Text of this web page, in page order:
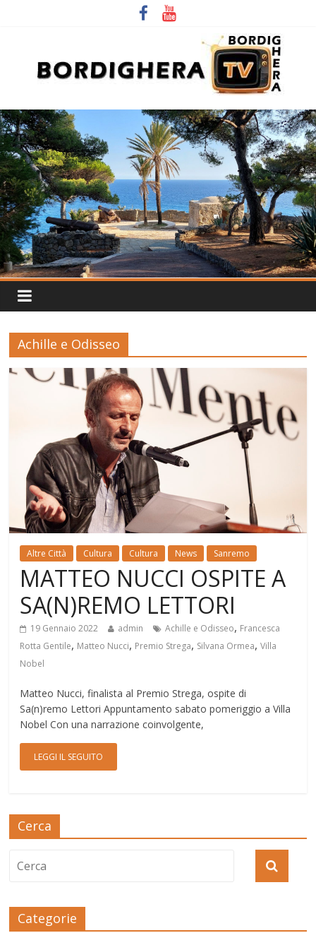
Achille e Odisseo
Altre Città Cultura Cultura News Sanremo
MATTEO NUCCI OSPITE A
SA(N)REMO LETTORI
19 Gennaio 2022 admin Achille e Odisseo, Francesca
Rotta Gentile, Matteo Nucci, Premio Strega, Silvana Ormea,Villa
Nobel
Matteo Nucci, finalista al Premio Strega, ospite di
Sa(n)remo Lettori Appuntamento sabato pomeriggio a Villa
Nobel Con una narrazione coinvolgente,
LEGGI IL SEGUITO
Cerca
Categorie